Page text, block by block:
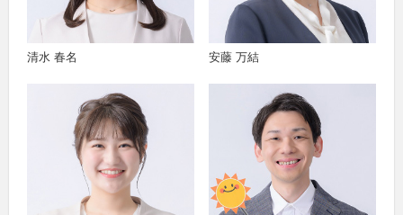
清水 春名 安藤 万結